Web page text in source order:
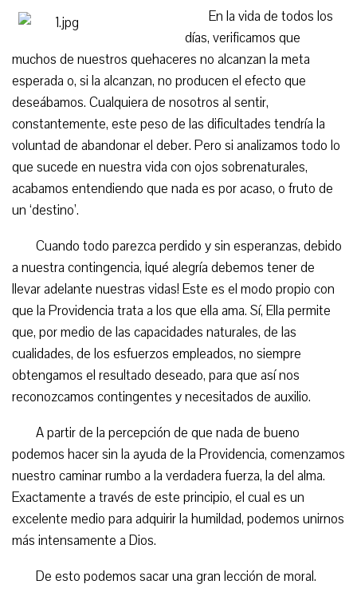
En la vida de todos los
días, verificamos que
muchos de nuestros quehaceres no alcanzan la meta
esperada o, si la alcanzan, no producen el efecto que
deseábamos. Cualquiera de nosotros al sentir,
constantemente, este peso de las dificultades tendría la
voluntad de abandonar el deber. Pero si analizamos todo lo
que sucede en nuestra vida con ojos sobrenaturales,
acabamos entendiendo que nada es por acaso, o fruto de
un ‘destino’.
Cuando todo parezca perdido y sin esperanzas, debido
a nuestra contingencia, ¡qué alegría debemos tener de
llevar adelante nuestras vidas! Este es el modo propio con
que la Providencia trata a los que ella ama. Sí, Ella permite
que, por medio de las capacidades naturales, de las
cualidades, de los esfuerzos empleados, no siempre
obtengamos el resultado deseado, para que así nos
reconozcamos contingentes y necesitados de auxilio.
A partir de la percepción de que nada de bueno
podemos hacer sin la ayuda de la Providencia, comenzamos
nuestro caminar rumbo a la verdadera fuerza, la del alma.
Exactamente a través de este principio, el cual es un
excelente medio para adquirir la humildad, podemos unirnos
más intensamente a Dios.
De esto podemos sacar una gran lección de moral.